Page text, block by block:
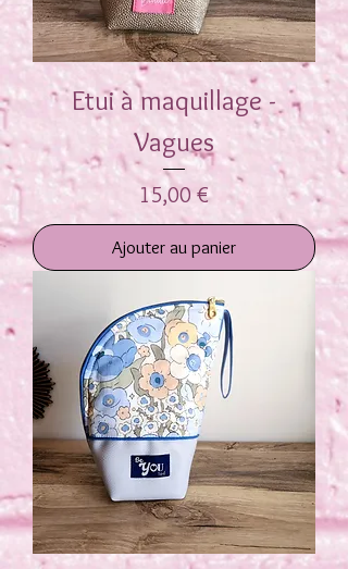
Etui à maquillage -
Vagues
Prix
15,00 €
Ajouter au panier